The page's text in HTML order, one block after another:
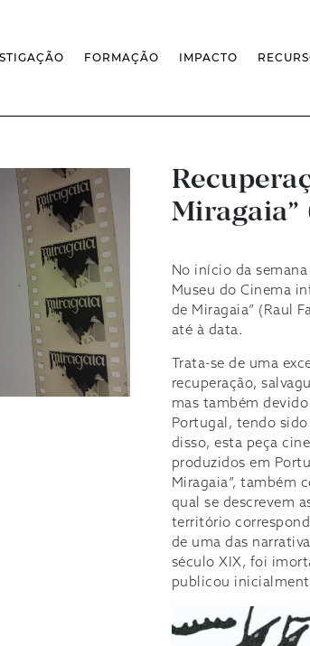
E ÉTICA
& INCENTIVOS
FORMAÇÃO
ESCOLA DE OUTONO
FORMAÇÃO AO LONGO DA VIDA
– CLK
FORMAÇÃO INTERNA
IMPACTO
CONFERÊNCIA IEM
IEM NOS MEDIA
Miragaia”
No início da semana
Museu do Cinema
de Miragaia” (Raul
até à data.
Trata-se de uma
recuperação,
mas também
Portugal, tendo
disso, esta peça
produzidos em
Miragaia”, também
qual se descrevem
território
de uma das
século XIX, foi
publicou